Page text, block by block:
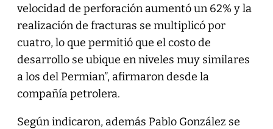
velocidad de perforación aumentó un 62% y la
realización de fracturas se multiplicó por
cuatro, lo que permitió que el costo de
desarrollo se ubique en niveles muy similares
a los del Permian”, afirmaron desde la
compañía petrolera.
Según indicaron, además Pablo González se